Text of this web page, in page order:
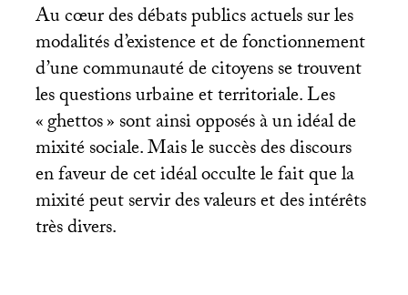
Au cœur des débats publics actuels sur les
modalités d’existence et de fonctionnement
d’une communauté de citoyens se trouvent
les questions urbaine et territoriale. Les
«ghettos» sont ainsi opposés à un idéal de
mixité sociale. Mais le succès des discours
en faveur de cet idéal occulte le fait que la
mixité peut servir des valeurs et des intérêts
très divers.